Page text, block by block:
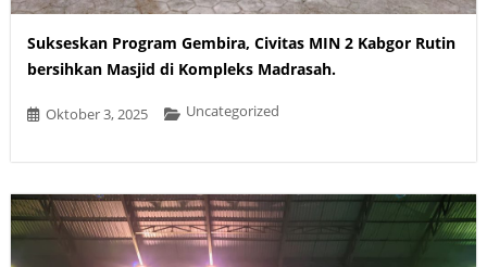
Sukseskan Program Gembira, Civitas MIN 2 Kabgor Rutin
bersihkan Masjid di Kompleks Madrasah.
Oktober 3, 2025 Uncategorized